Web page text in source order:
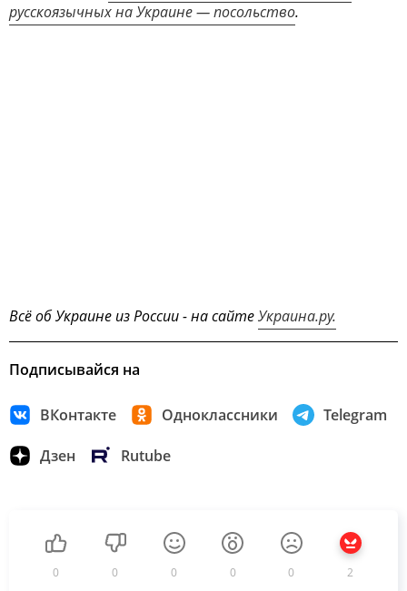
русскоязычных на Украине — посольство.
Всё об Украине из России - на сайтеУкраина.ру.
Подписывайся на
ВКонтакте Одноклассники Telegram
Дзен Rutube
0 0 0 0 0 2